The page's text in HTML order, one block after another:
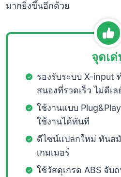
มากยิ่งขึ้นอีกด้วย
จุดเ
รองรับระบบ X-input
สนองที่รวดเร็ว ไม่ดีเล
ใช้งานแบบ
ใช้งานได้ทันที
ดีไซน์แปลกใหม่ ทันส
เกมเมอร์
ใช้วัสดุเกรด ABS จับ